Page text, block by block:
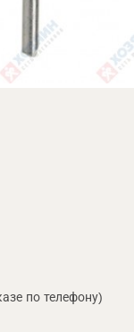
по телефону)